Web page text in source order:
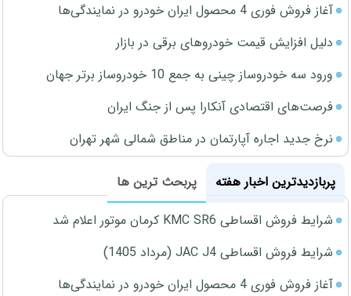
آغاز فروش فوری 4 محصول ایران خودرو در نمایندگی‌ها
دلیل افزایش قیمت خودروهای برقی در بازار
ورود سه خودروساز چینی به جمع 10 خودروساز برتر جهان
فرصت‌های اقتصادی آنکارا پس از جنگ ایران
نرخ جدید اجاره آپارتمان در مناطق شمالی شهر تهران
پربازدیدترین اخبار هفته
پربحث ترین ها
شرایط فروش اقساطی KMC SR6 کرمان موتور اعلام شد
شرایط فروش اقساطی JAC J4 (مرداد 1405)
آغاز فروش فوری 4 محصول ایران خودرو در نمایندگی‌ها